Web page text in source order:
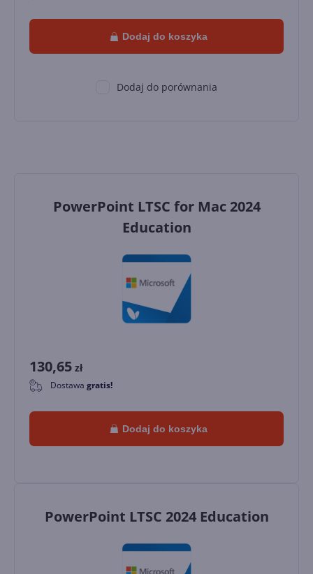
Dodaj do koszyka
Dodaj do porównania
PowerPoint LTSC for Mac 2024
Education
130,65 zł
0 Dostawa gratis!
Dodaj do koszyka
PowerPoint LTSC 2024 Education